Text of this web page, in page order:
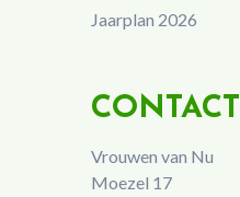
Jaarplan 2026
CONTACT
Vrouwen van Nu
Moezel 17